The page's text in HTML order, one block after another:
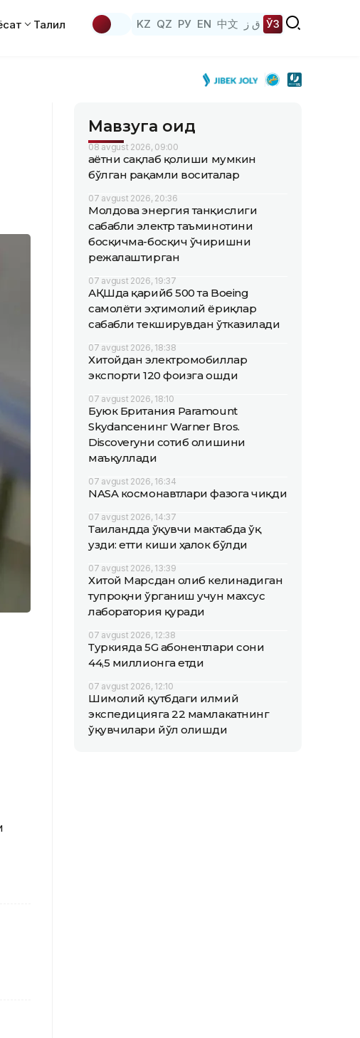
Таҳлил KZ QZ РУ EN 中文 ق ز ЎЗ
Мавзуга оид
08 avgust 2026, 09:00
Ҳаётни сақлаб қолиши мумкин
бўлган рақамли воситалар
07 avgust 2026, 20:36
Молдова энергия танқислиги
сабабли электр таъминотини
босқичма-босқич ўчиришни
режалаштирган
07 avgust 2026, 19:37
АҚШда қарийб 500 та Boeing
самолёти эҳтимолий ёриқлар
сабабли текширувдан ўтказилади
07 avgust 2026, 18:38
Хитойдан электромобиллар
экспорти 120 фоизга ошди
07 avgust 2026, 18:10
Буюк Британия Paramount
Skydanceнинг Warner Bros.
Discoveryни сотиб олишини
маъқуллади
07 avgust 2026, 16:34
NASA космонавтлари фазога чиқди
07 avgust 2026, 14:37
Таиландда ўқувчи мактабда ўқ
узди: етти киши ҳалок бўлди
07 avgust 2026, 13:39
Хитой Марсдан олиб келинадиган
тупроқни ўрганиш учун махсус
лаборатория қуради
07 avgust 2026, 12:38
Туркияда 5G абонентлари сони
44,5 миллионга етди
07 avgust 2026, 12:10
Шимолий қутбдаги илмий
экспедицияга 22 мамлакатнинг
ўқувчилари йўл олишди